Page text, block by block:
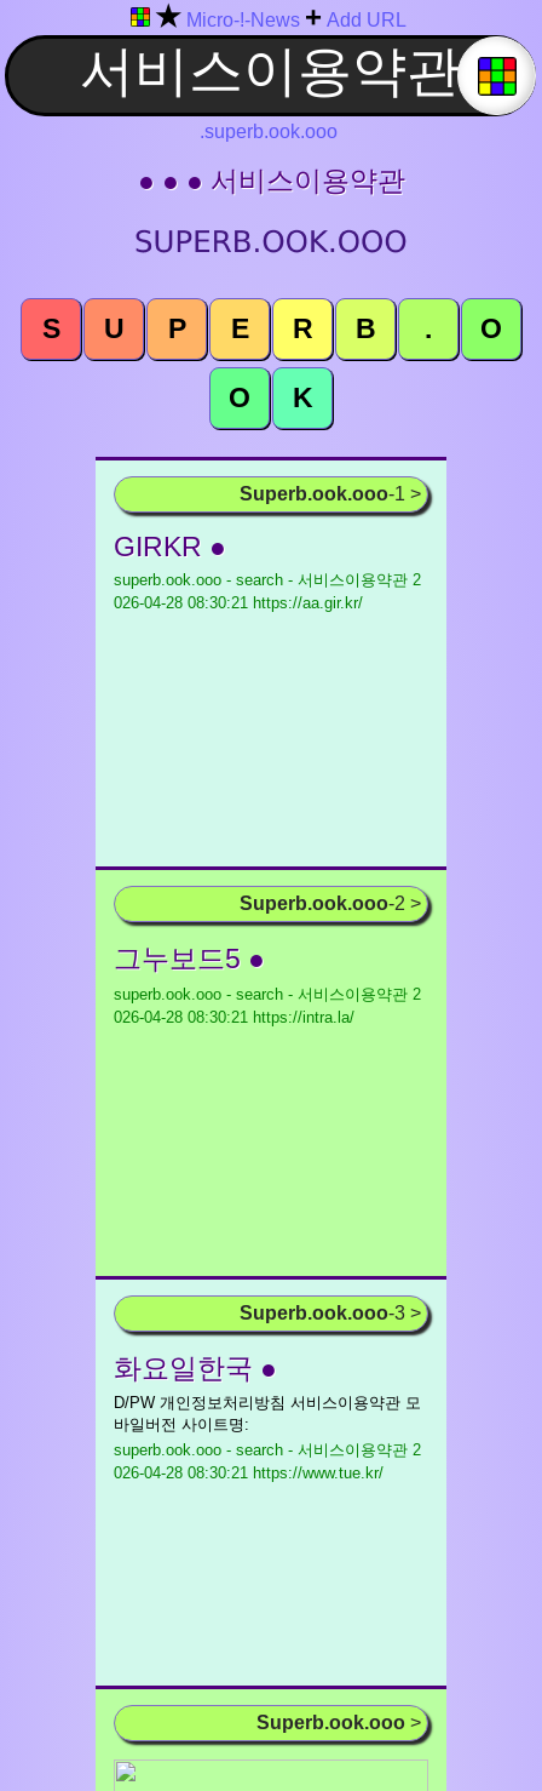
★ Micro-!-News + Add URL
.superb.ook.ooo
● ● ● 서비스이용약관
S U P E R B . O
O K
Superb.ook.ooo-1 >
GIRKR ●
superb.ook.ooo - search - 서비스이용약관 2
026-04-28 08:30:21 https://aa.gir.kr/
Superb.ook.ooo-2 >
그누보드5 ●
superb.ook.ooo - search - 서비스이용약관 2
026-04-28 08:30:21 https://intra.la/
Superb.ook.ooo-3 >
화요일한국 ●
D/PW 개인정보처리방침 서비스이용약관 모
바일버전 사이트명:
superb.ook.ooo - search - 서비스이용약관 2
026-04-28 08:30:21 https://www.tue.kr/
Superb.ook.ooo >